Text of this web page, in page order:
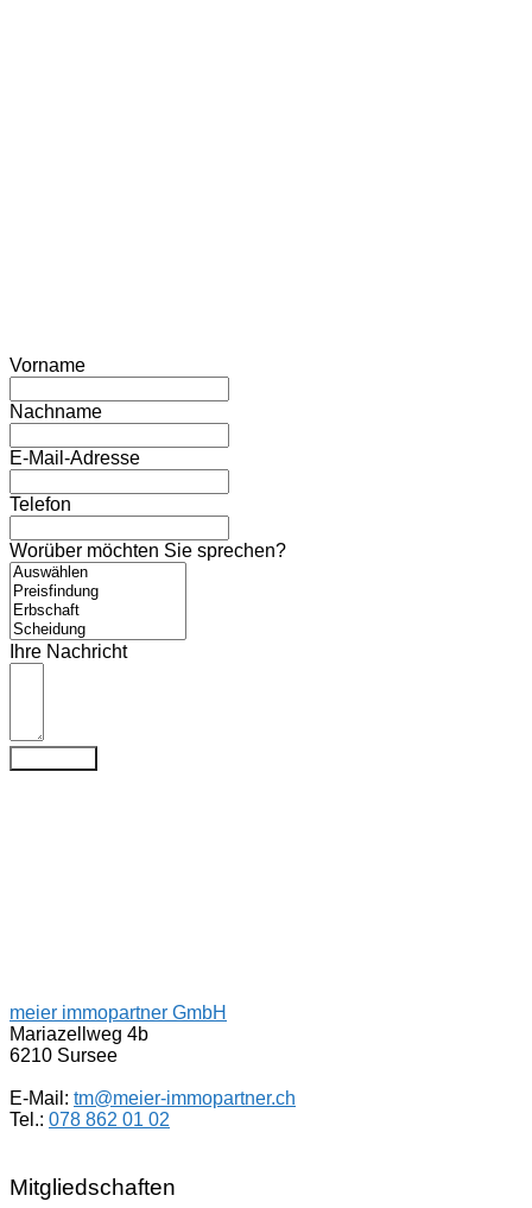
Vorname
Nachname
E-Mail-Adresse
Telefon
Worüber möchten Sie sprechen?
Ihre Nachricht
meier immopartner GmbH
Mariazellweg 4b
6210 Sursee
E-Mail: tm@meier-immopartner.ch
Tel.: 078 862 01 02
Mitgliedschaften